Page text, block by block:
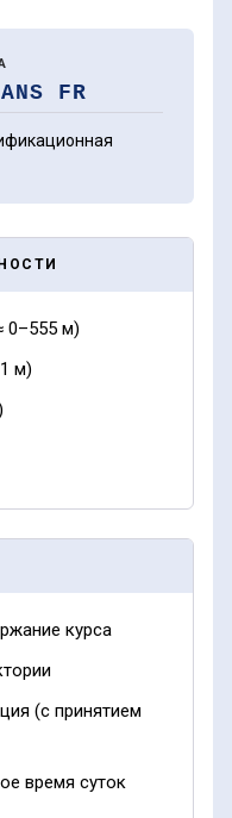
FR
0–555 м)
м)
курса
(с принятием
время суток